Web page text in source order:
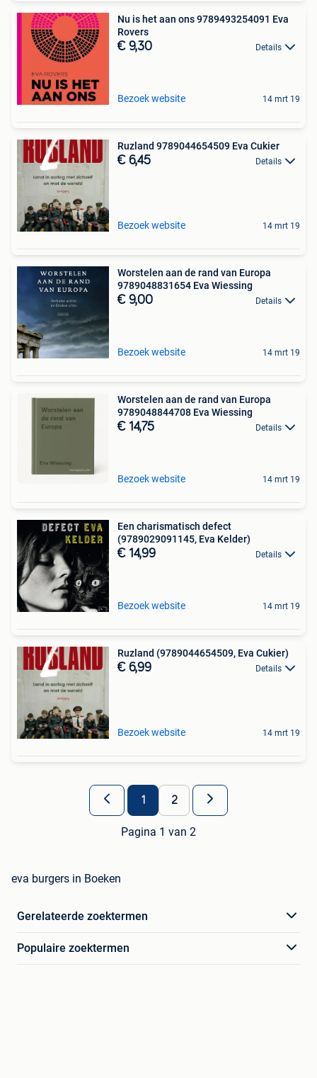
Nu is het aan ons 9789493254091 Eva
Rovers
€ 9,30 Details
Bezoek website 14 mrt 19
Ruzland 9789044654509 Eva Cukier
€ 6,45 Details
Bezoek website 14 mrt 19
Worstelen aan de rand van Europa
9789048831654 Eva Wiessing
€ 9,00 Details
Bezoek website 14 mrt 19
Worstelen aan de rand van Europa
9789048844708 Eva Wiessing
€ 14,75 Details
Bezoek website 14 mrt 19
Een charismatisch defect
(9789029091145, Eva Kelder)
€ 14,99 Details
Bezoek website 14 mrt 19
Ruzland (9789044654509, Eva Cukier)
€ 6,99 Details
Bezoek website 14 mrt 19
1 2
Pagina 1 van 2
eva burgers in Boeken
Gerelateerde zoektermen
Populaire zoektermen